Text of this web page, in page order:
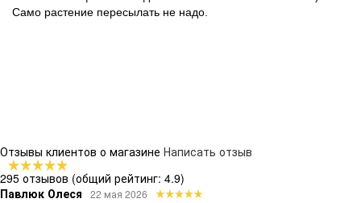
Само растение пересылать не надо.
Отзывы клиентов о магазине Написать отзыв
295 отзывов (общий рейтинг: 4.9)
Павлюк Олеся
22 мая 2026